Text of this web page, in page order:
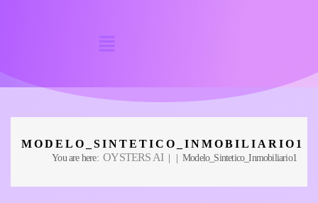
MODELO_SINTETICO_INMOBILIARIO1
You are here:OYSTERS AI | | Modelo_Sintetico_Inmobiliario1